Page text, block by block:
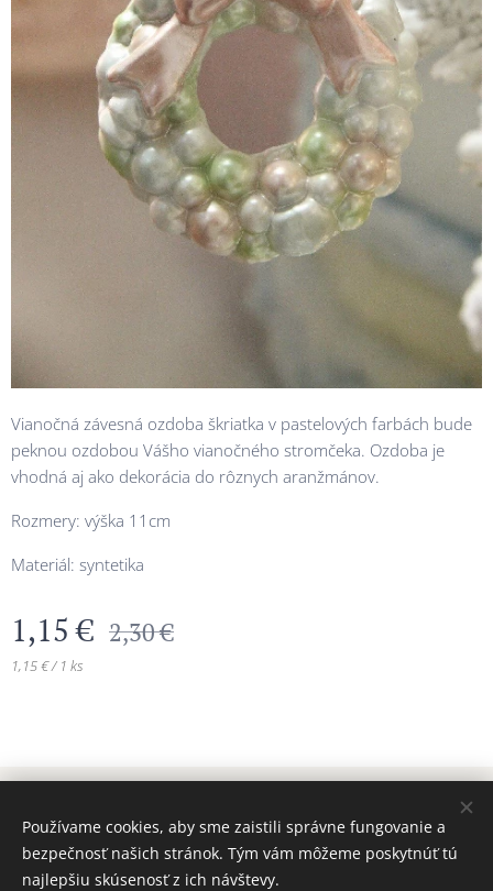
Vianočná závesná ozdoba škriatka v pastelových farbách bude
peknou ozdobou Vášho vianočného stromčeka. Ozdoba je
vhodná aj ako dekorácia do rôznych aranžmánov.
Rozmery: výška 11cm
Materiál: syntetika
1,15€ 2,30€
1,15 € / 1 ks
www.majadizajn.eu
Cookies
Používame cookies, aby sme zaistili správne fungovanie a
bezpečnosť našich stránok. Tým vám môžeme poskytnúť tú
najlepšiu skúsenosť z ich návštevy.